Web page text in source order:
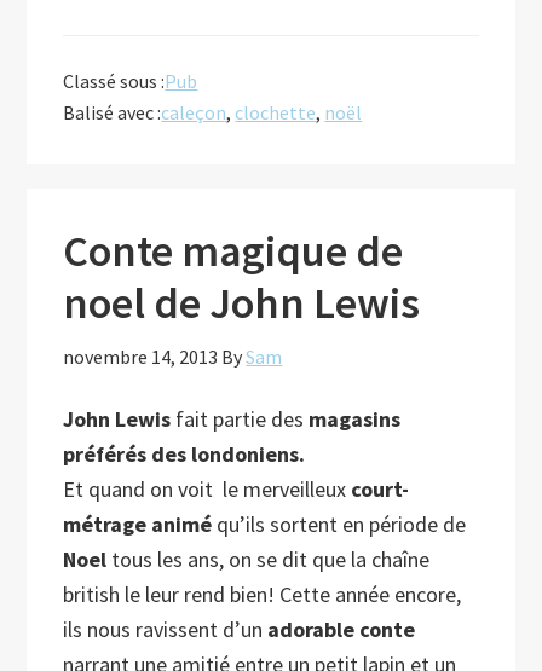
Classé sous :Pub
Balisé avec :caleçon, clochette, noël
Conte magique de
noel de John Lewis
novembre 14, 2013 BySam
John Lewis fait partie des magasins
préférés des londoniens.
Et quand on voit le merveilleux court-
métrage animé qu’ils sortent en période de
Noel tous les ans, on se dit que la chaîne
british le leur rend bien! Cette année encore,
ils nous ravissent d’un adorable conte
narrant une amitié entre un petit lapin et un